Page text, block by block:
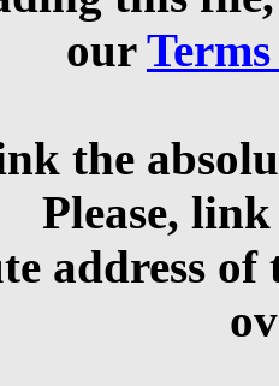
our
the
Please,
address